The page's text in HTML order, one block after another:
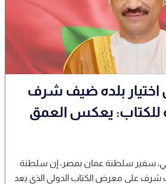
بلده ضيف شرف
للكتاب: يعكس العمق
سفير سلطنة عمان بمصر، إن سلطنة
شرف على معرض الكتاب الدولي الذي يعد